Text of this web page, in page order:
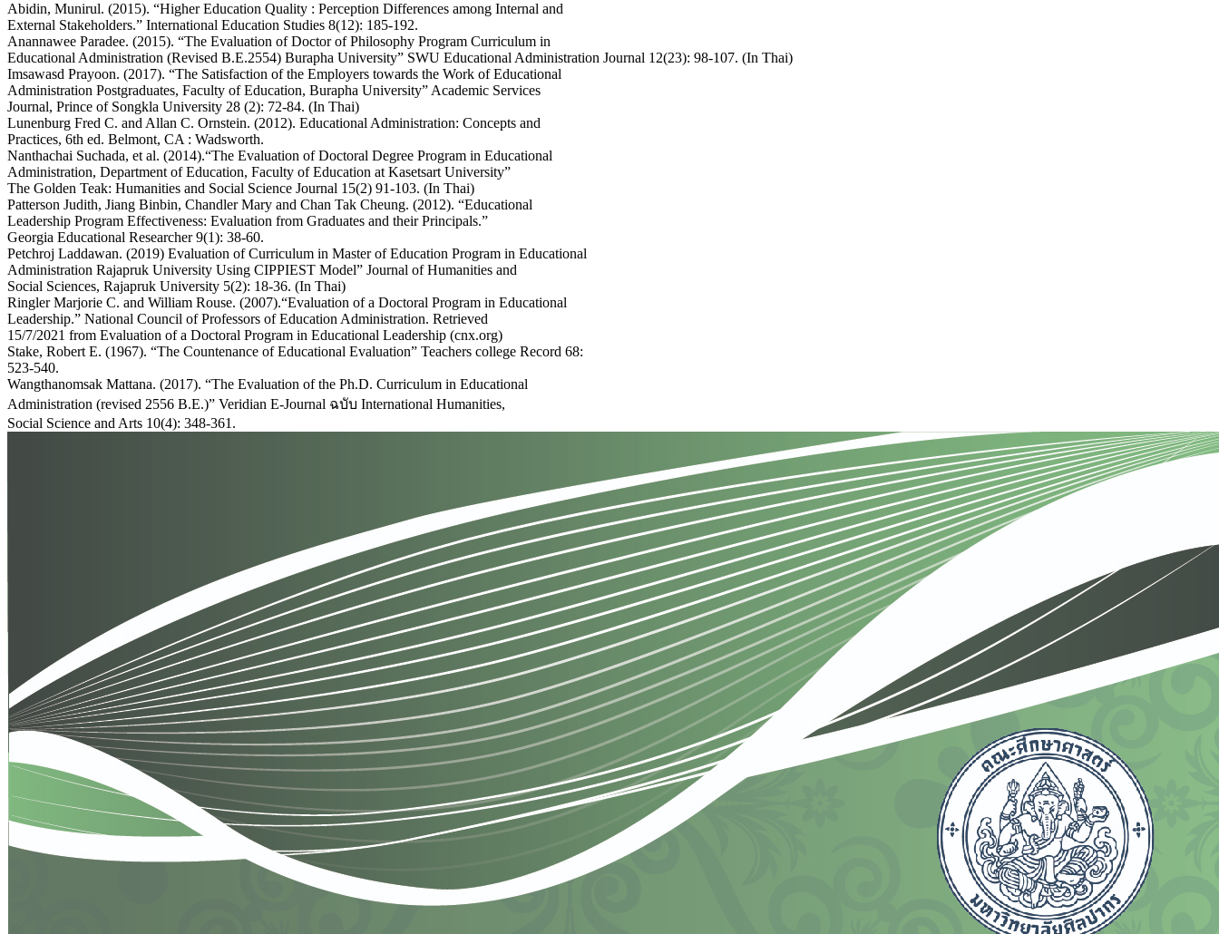
Abidin, Munirul. (2015). “Higher Education Quality : Perception Differences among Internal and
External Stakeholders.” International Education Studies 8(12): 185-192.
Anannawee Paradee. (2015). “The Evaluation of Doctor of Philosophy Program Curriculum in
Educational Administration (Revised B.E.2554) Burapha University” SWU Educational Administration Journal 12(23): 98-107. (In Thai)
Imsawasd Prayoon. (2017). “The Satisfaction of the Employers towards the Work of Educational
Administration Postgraduates, Faculty of Education, Burapha University” Academic Services
Journal, Prince of Songkla University 28 (2): 72-84. (In Thai)
Lunenburg Fred C. and Allan C. Ornstein. (2012). Educational Administration: Concepts and
Practices, 6th ed. Belmont, CA : Wadsworth.
Nanthachai Suchada, et al. (2014).“The Evaluation of Doctoral Degree Program in Educational
Administration, Department of Education, Faculty of Education at Kasetsart University”
The Golden Teak: Humanities and Social Science Journal 15(2) 91-103. (In Thai)
Patterson Judith, Jiang Binbin, Chandler Mary and Chan Tak Cheung. (2012). “Educational
Leadership Program Effectiveness: Evaluation from Graduates and their Principals.”
Georgia Educational Researcher 9(1): 38-60.
Petchroj Laddawan. (2019) Evaluation of Curriculum in Master of Education Program in Educational
Administration Rajapruk University Using CIPPIEST Model” Journal of Humanities and
Social Sciences, Rajapruk University 5(2): 18-36. (In Thai)
Ringler Marjorie C. and William Rouse. (2007).“Evaluation of a Doctoral Program in Educational
Leadership.” National Council of Professors of Education Administration. Retrieved
15/7/2021 from Evaluation of a Doctoral Program in Educational Leadership (cnx.org)
Stake, Robert E. (1967). “The Countenance of Educational Evaluation” Teachers college Record 68:
523-540.
Wangthanomsak Mattana. (2017). “The Evaluation of the Ph.D. Curriculum in Educational
Administration (revised 2556 B.E.)” Veridian E-Journal ฉบับ International Humanities,
Social Science and Arts 10(4): 348-361.